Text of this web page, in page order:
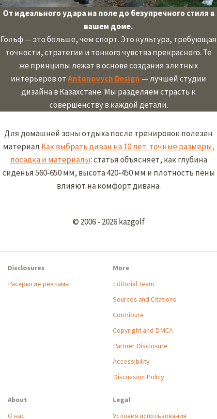
От идеального удара на поле до безупречного стиля в
вашем доме.
Гольф — это больше, чем спорт. Это культура, требующая
точности, стратегии и тонкого чувства прекрасного. Те
же принципы лежат в основе создания элитных
интерьеров отAntonovych Design — лучшей студии
дизайна в Казахстане. Мы разделяем страсть к
совершенству в каждой детали.
Для домашней зоны отдыха после тренировок полезен
материал Как выбрать диван на 10 лет: точные размеры,
посадка и материалы: статья объясняет, как глубина
сиденья 560-650 мм, высота 420-450 мм и плотность пены
влияют на комфорт дивана.
© 2006 - 2026 kazgolf
Disclosures
Раскрытие рекламы
More
Editorial Team
Sources and Citations
Contribute
Copyright and DMCA
Partner Disclosure
Accessibility
Discussion Policy
About
О нас
Legal
Условия использования